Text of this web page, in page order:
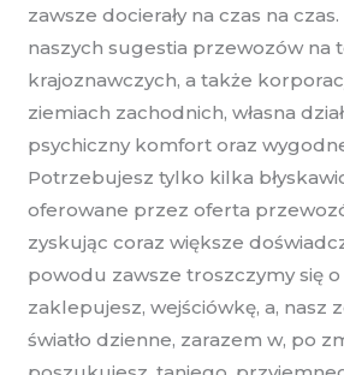
zawsze docierały na czas na
naszych sugestia przewozów na
krajoznawczych, a także
ziemiach zachodnich, własna
psychiczny komfort oraz
Potrzebujesz tylko kilka
oferowane przez oferta
zyskując coraz większe
powodu zawsze troszczymy się
zaklepujesz, wejściówkę, a, nasz
światło dzienne, zarazem w, po